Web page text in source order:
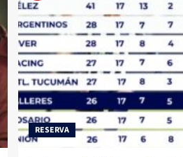
RESERVA